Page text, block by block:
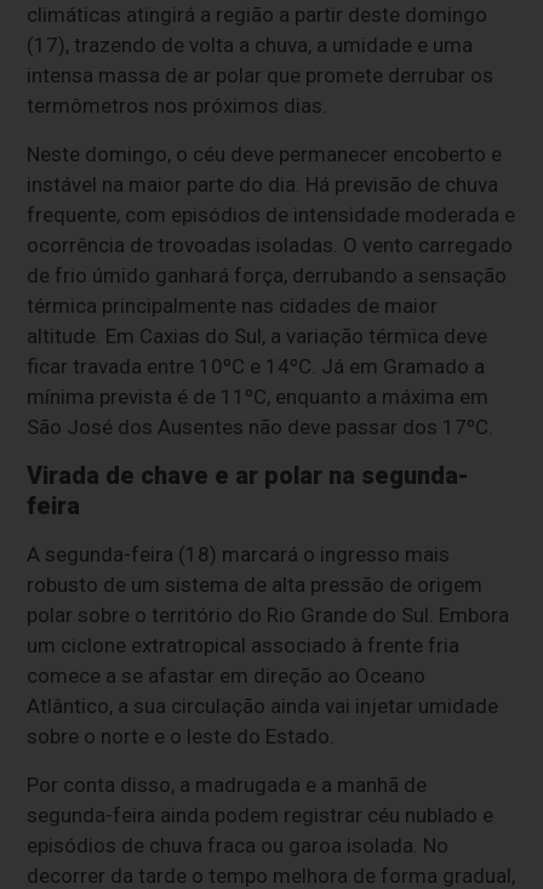
climáticas atingirá a região a partir deste domingo
(17), trazendo de volta a chuva, a umidade e uma
intensa massa de ar polar que promete derrubar os
termômetros nos próximos dias.
Neste domingo, o céu deve permanecer encoberto e
instável na maior parte do dia. Há previsão de chuva
frequente, com episódios de intensidade moderada e
ocorrência de trovoadas isoladas. O vento carregado
de frio úmido ganhará força, derrubando a sensação
térmica principalmente nas cidades de maior
altitude. Em Caxias do Sul, a variação térmica deve
ficar travada entre 10ºC e 14ºC. Já em Gramado a
mínima prevista é de 11ºC, enquanto a máxima em
São José dos Ausentes não deve passar dos 17ºC.
Virada de chave e ar polar na segunda-
feira
A segunda-feira (18) marcará o ingresso mais
robusto de um sistema de alta pressão de origem
polar sobre o território do Rio Grande do Sul. Embora
um ciclone extratropical associado à frente fria
comece a se afastar em direção ao Oceano
Atlântico, a sua circulação ainda vai injetar umidade
sobre o norte e o leste do Estado.
Por conta disso, a madrugada e a manhã de
segunda-feira ainda podem registrar céu nublado e
episódios de chuva fraca ou garoa isolada. No
decorrer da tarde o tempo melhora de forma gradual,